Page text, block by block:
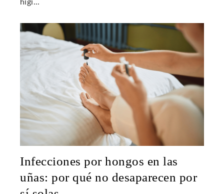
higi...
Infecciones por hongos en las
uñas: por qué no desaparecen por